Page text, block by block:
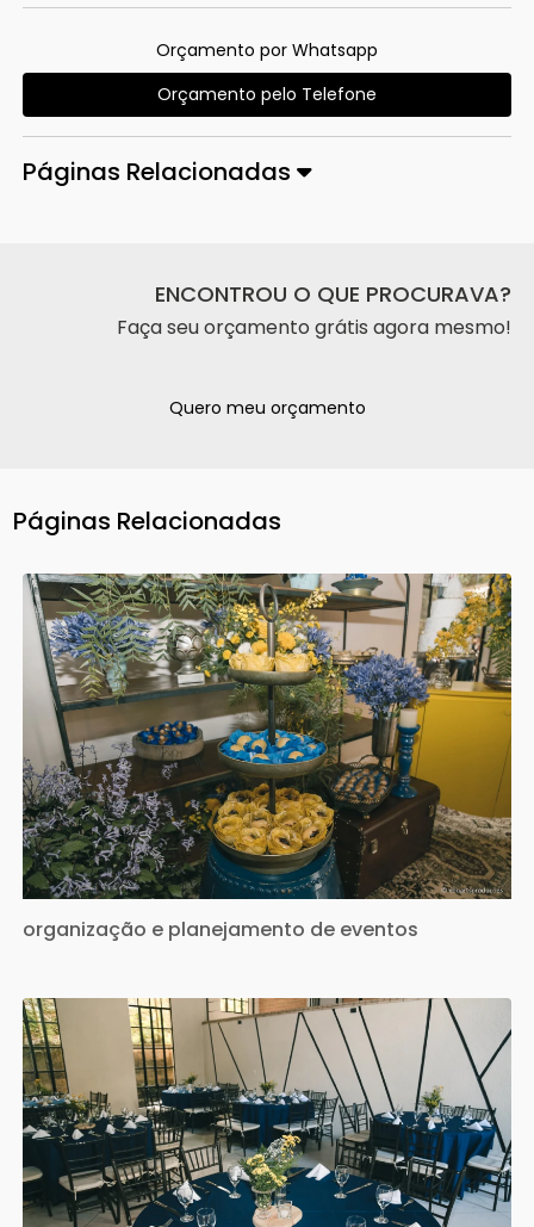
Orçamento por Whatsapp
Orçamento pelo Telefone
Páginas Relacionadas
ENCONTROU O QUE PROCURAVA?
Faça seu orçamento grátis agora mesmo!
Quero meu orçamento
Páginas Relacionadas
organização e planejamento de eventos